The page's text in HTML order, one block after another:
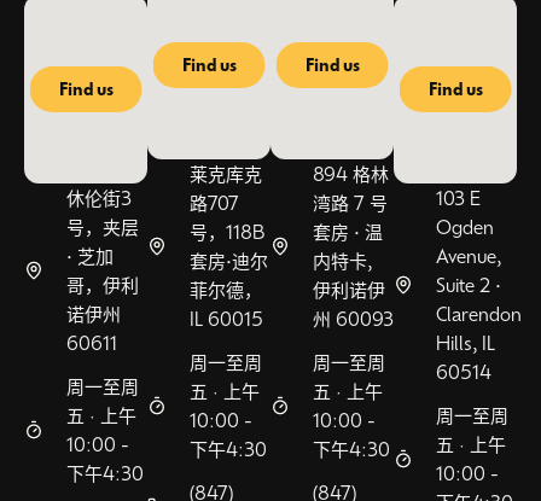
Find us
休伦街3
号，夹层
• 芝加
哥，伊利
诺伊州
60611
周一至周
五 · 上午
10:00 -
下午4:30
Find us
莱克库克
路707
号，118B
套房•迪尔
菲尔德，
IL 60015
周一至周
五 · 上午
10:00 -
下午4:30
(847)
Find us
894 格林
湾路 7 号
套房 • 温
内特卡,
伊利诺伊
州 60093
周一至周
五 · 上午
10:00 -
下午4:30
(847)
Find us
103 E
Ogden
Avenue,
Suite 2 •
Clarendon
Hills, IL
60514
周一至周
五 · 上午
10:00 -